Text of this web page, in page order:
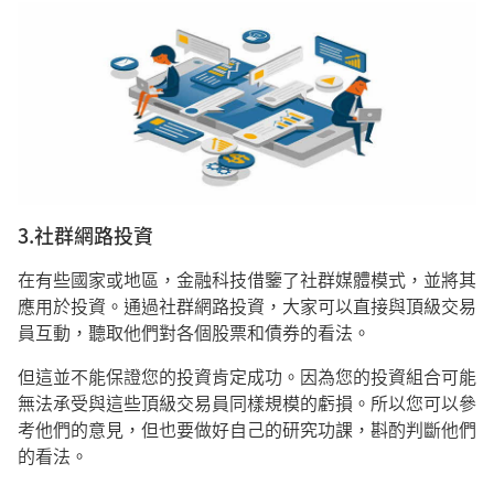
3.社群網路投資
在有些國家或地區，金融科技借鑒了社群媒體模式，並將其
應用於投資。通過社群網路投資，大家可以直接與頂級交易
員互動，聽取他們對各個股票和債券的看法。
但這並不能保證您的投資肯定成功。因為您的投資組合可能
無法承受與這些頂級交易員同樣規模的虧損。所以您可以參
考他們的意見，但也要做好自己的研究功課，斟酌判斷他們
的看法。